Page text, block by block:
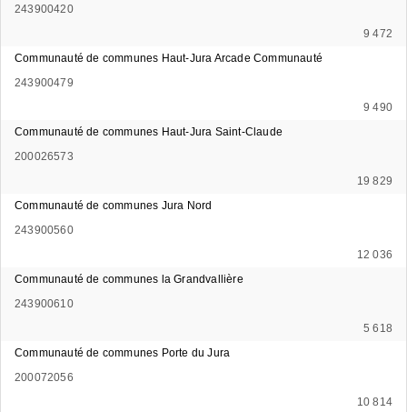
243900420
9 472
Communauté de communes Haut-Jura Arcade Communauté
243900479
9 490
Communauté de communes Haut-Jura Saint-Claude
200026573
19 829
Communauté de communes Jura Nord
243900560
12 036
Communauté de communes la Grandvallière
243900610
5 618
Communauté de communes Porte du Jura
200072056
10 814